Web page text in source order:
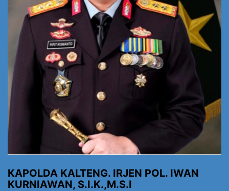
KAPOLDA KALTENG. IRJEN POL. IWAN
KURNIAWAN, S.I.K.,M.S.I